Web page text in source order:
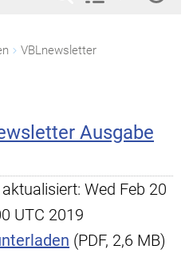
VBLnewsletter
Ausgabe
Wed Feb 20
UTC 2019
(PDF, 2,6 MB)